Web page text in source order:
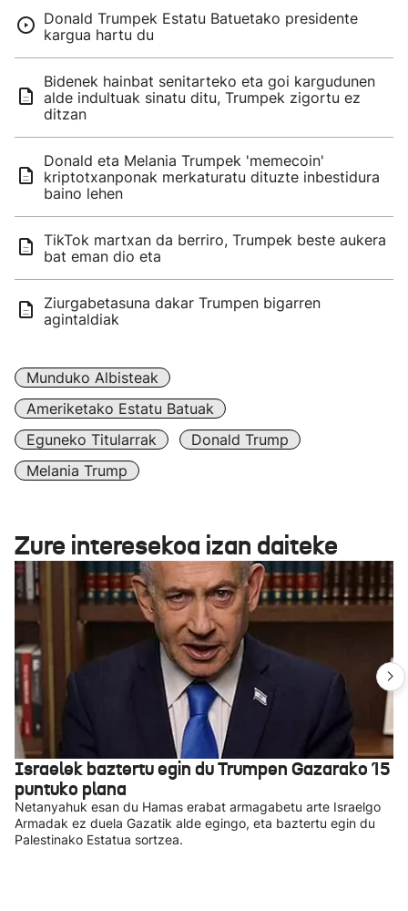
Donald Trumpek Estatu Batuetako presidente
kargua hartu du
Bidenek hainbat senitarteko eta goi kargudunen
alde indultuak sinatu ditu, Trumpek zigortu ez
ditzan
Donald eta Melania Trumpek 'memecoin'
kriptotxanponak merkaturatu dituzte inbestidura
baino lehen
TikTok martxan da berriro, Trumpek beste aukera
bat eman dio eta
Ziurgabetasuna dakar Trumpen bigarren
agintaldiak
Munduko Albisteak
Ameriketako Estatu Batuak
Eguneko Titularrak
Donald Trump
Melania Trump
Zure interesekoa izan daiteke
Israelek baztertu egin du Trumpen Gazarako 15
puntuko plana
Netanyahuk esan du Hamas erabat armagabetu arte Israelgo
Armadak ez duela Gazatik alde egingo, eta baztertu egin du
Palestinako Estatua sortzea.